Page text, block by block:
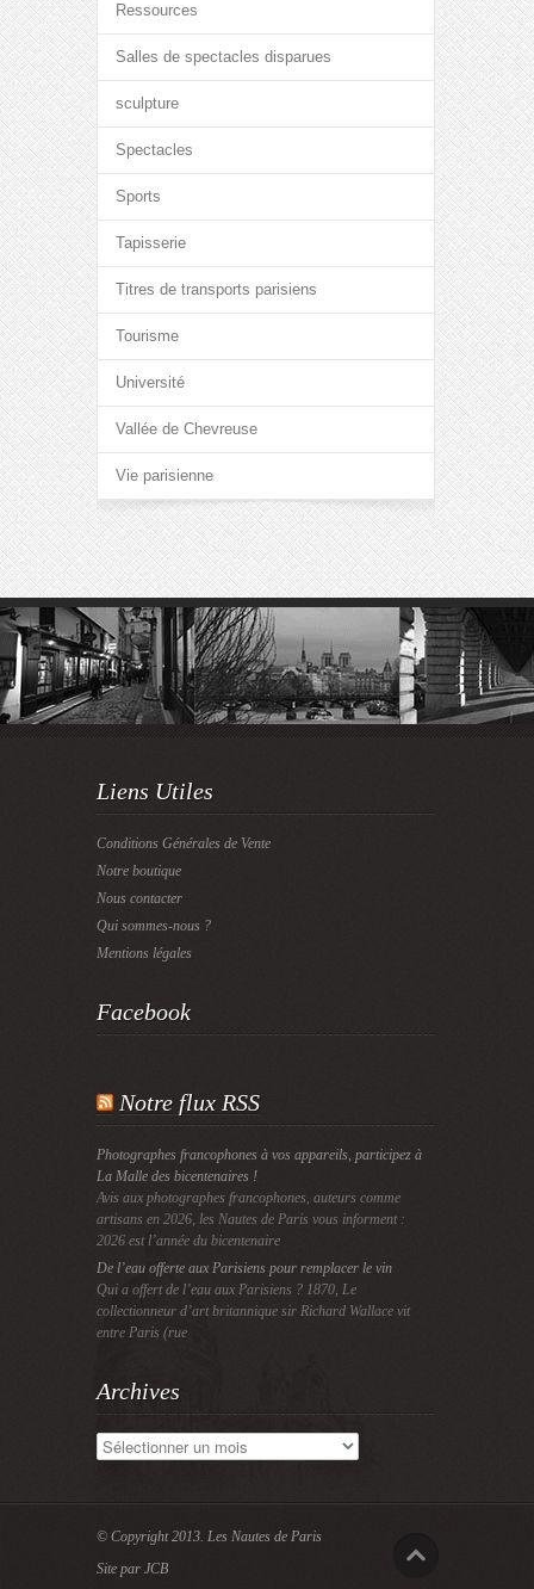
Ressources
Salles de spectacles disparues
sculpture
Spectacles
Sports
Tapisserie
Titres de transports parisiens
Tourisme
Université
Vallée de Chevreuse
Vie parisienne
Liens Utiles
Conditions Générales de Vente
Notre boutique
Nous contacter
Qui sommes-nous ?
Mentions légales
Facebook
Notre flux RSS
Photographes francophones à vos appareils, participez à
La Malle des bicentenaires !
Avis aux photographes francophones, auteurs comme
artisans en 2026, les Nautes de Paris vous informent :
2026 est l’année du bicentenaire
De l’eau offerte aux Parisiens pour remplacer le vin
Qui a offert de l’eau aux Parisiens ? 1870, Le
collectionneur d’art britannique sir Richard Wallace vit
entre Paris (rue
Archives
Archives
© Copyright 2013. Les Nautes de Paris
Site par JCB